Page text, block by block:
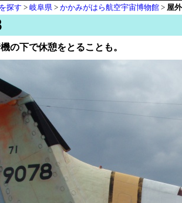
探す > 岐阜県 > かかみがはら航空宇宙博物館 > 屋
の下で休憩をとることも。